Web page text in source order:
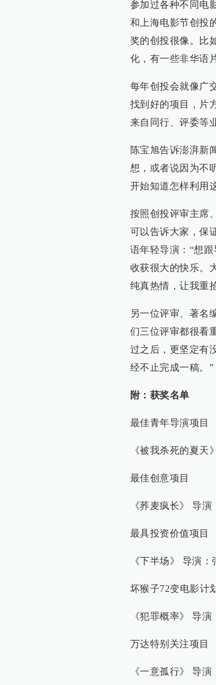
参加过各种不同电
和上海电影节创投
奖的创投很像。比
化，有一些非华语
每年创投会就像广
找到好的项目，片
来自同行、评委等
陈宝旭告诉澎湃新
想，或者说因为不
开始知道怎样利用
按照创投评审主席
可以告诉大家，保
语年轻导演：“想
收获很大的快乐。
纯真热情，让我重
另一位评审、著名
们三位评审都很看
过之后，更坚定有
经不止完成一稿。”
附：获奖名单
最佳青年导演项目
《被我杀死的夏天
最佳创意项目
《荞麦疯长》 导
最具投资价值项目
《下半场》 导演
坏猴子72变电影计
《犯罪概率》 导
万达特别关注项目
《一意孤行》 导